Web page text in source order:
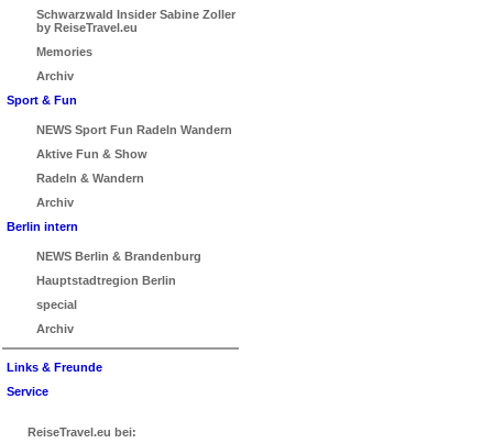
Schwarzwald Insider Sabine Zoller
by ReiseTravel.eu
Memories
Archiv
Sport & Fun
NEWS Sport Fun Radeln Wandern
Aktive Fun & Show
Radeln & Wandern
Archiv
Berlin intern
NEWS Berlin & Brandenburg
Hauptstadtregion Berlin
special
Archiv
Links & Freunde
Service
ReiseTravel.eu bei: